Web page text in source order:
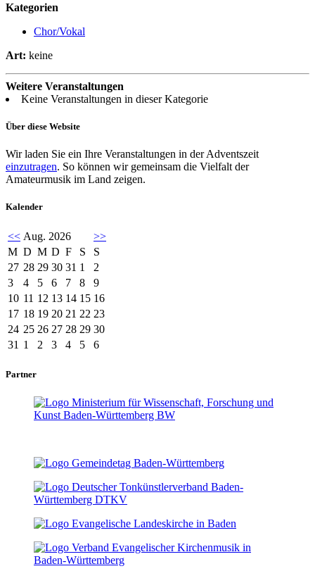
Kategorien
Chor/Vokal
Art: keine
Weitere Veranstaltungen
Keine Veranstaltungen in dieser Kategorie
Über diese Website
Wir laden Sie ein Ihre Veranstaltungen in der Adventszeit
einzutragen. So können wir gemeinsam die Vielfalt der
Amateurmusik im Land zeigen.
Kalender
<< Aug. 2026
>>
M D M D F S
S
27 28 29 30 31 1
2
3
4 5 6 7 8
9
10 11 12 13 14 15 16
17 18 19 20 21 22 23
24 25 26 27 28 29 30
31 1 2 3 4 5 6
Partner